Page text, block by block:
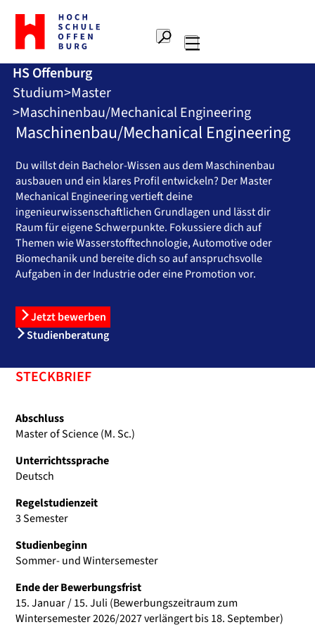
Zur
Startseite
Hochschule
Offenburg
Suche
Hauptnavigation
HS Offenburg
Studium Master
Maschinenbau/Mechanical Engineering
Maschinenbau/Mechanical Engineering
Du willst dein Bachelor-Wissen aus dem Maschinenbau
ausbauen und ein klares Profil entwickeln? Der Master
Mechanical Engineering vertieft deine
ingenieurwissenschaftlichen Grundlagen und lässt dir
Raum für eigene Schwerpunkte. Fokussiere dich auf
Themen wie Wasserstofftechnologie, Automotive oder
Biomechanik und bereite dich so auf anspruchsvolle
Aufgaben in der Industrie oder eine Promotion vor.
Jetzt bewerben
Studienberatung
STECKBRIEF
Abschluss
Master of Science (M. Sc.)
Unterrichtssprache
Deutsch
Regelstudienzeit
3 Semester
Studienbeginn
Sommer- und Wintersemester
Ende der Bewerbungsfrist
15. Januar / 15. Juli (Bewerbungszeitraum zum
Wintersemester 2026/2027 verlängert bis 18. September)